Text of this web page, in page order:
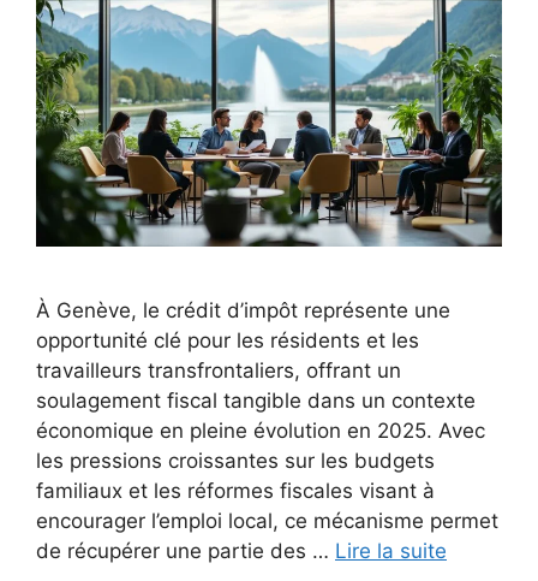
À Genève, le crédit d’impôt représente une
opportunité clé pour les résidents et les
travailleurs transfrontaliers, offrant un
soulagement fiscal tangible dans un contexte
économique en pleine évolution en 2025. Avec
les pressions croissantes sur les budgets
familiaux et les réformes fiscales visant à
encourager l’emploi local, ce mécanisme permet
de récupérer une partie des … Lire la suite